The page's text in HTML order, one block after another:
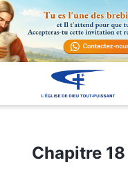
Chapitre 18